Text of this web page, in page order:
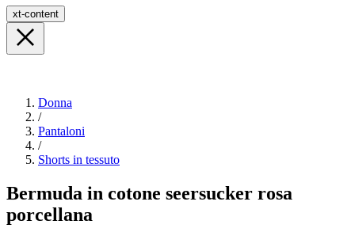
xt-content
Donna
/
Pantaloni
/
Shorts in tessuto
Bermuda in cotone seersucker rosa
porcellana